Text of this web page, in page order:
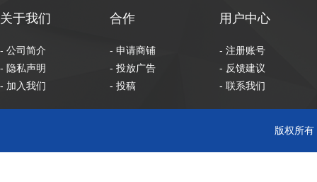
关于我们
- 公司简介
- 隐私声明
- 加入我们
合作
- 申请商铺
- 投放广告
- 投稿
用户中心
- 注册账号
- 反馈建议
- 联系我们
版权所